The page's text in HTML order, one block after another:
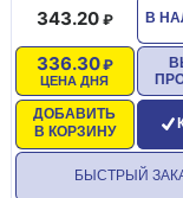
В
343.20
ЦЕНА ДНЯ
336.30
ДОБАВИТЬ
В КОРЗИНУ
БЫСТРЫЙ